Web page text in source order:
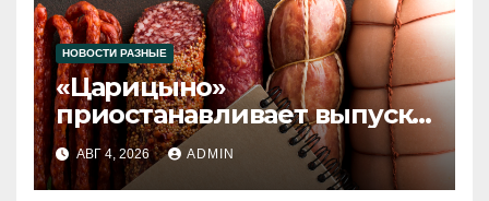
НОВОСТИ РАЗНЫЕ
«Царицыно»
приостанавливает выпуск
продукции
АВГ 4, 2026 ADMIN